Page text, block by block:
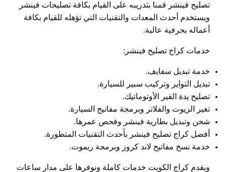
تصليح فينشر قمنا بتدريبه على القيام بكافة تصليحات فينشر
ويستخدم أحدث المعدات والتقنيات التي تؤهله للقيام بكافة
أعماله بحرفية عالية.
خدمات كراج تصليح فينشر:
خدمة تبديل سفايف.
تبديل التواير وتركيب سبير للسيارة.
تصليح يدة القير الأوتوماتيك.
تغير الزيوت والفلاتر وبرمجة مفاتيح السيارة.
شحن وتبديل بطارية فينشر وفحص عمرها.
أفضل كراج تصليح فينشر بأحدث التقنيات المتطورة.
خدمة نسخ مفاتيح لاند كروز وبرمجة ريموت.
ويقدم كراج الكويت خدمات كاملة ونوفرها على مدار ساعات